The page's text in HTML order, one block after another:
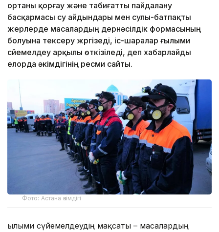
ортаны қорғау және табиғатты пайдалану
басқармасы су айдындары мен сулы-батпақты
жерлерде масалардың дернәсілдік формасының
болуына тексеру жүргізеді, іс-шаралар ғылыми
сүйемелдеу арқылы өткізіледі, деп хабарлайды
елорда әкімдігінің ресми сайты.
Фото: Астана әкімдігі
Ғылыми сүйемелдеудің мақсаты – масалардың